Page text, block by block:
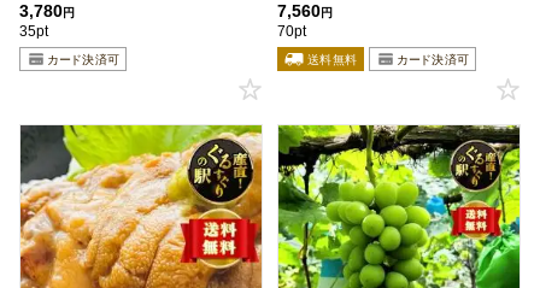
3,780円
35pt
7,560円
70pt